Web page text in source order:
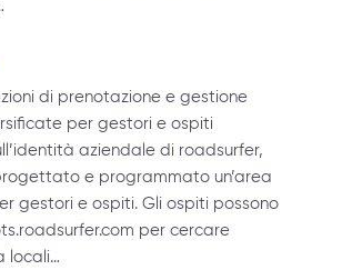
di prenotazione e gestione
per gestori e ospiti
aziendale di roadsurfer,
e programmato un’area
gestori e ospiti. Gli ospiti possono
per cercare
locali…